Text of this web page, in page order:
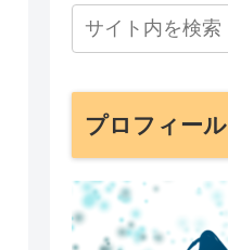
プロフィール